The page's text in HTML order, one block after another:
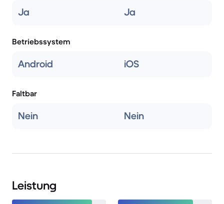
Ja Ja
Betriebssystem
Android iOS
Faltbar
Nein Nein
Leistung